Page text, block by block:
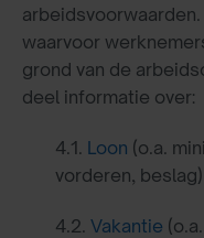
waarvoor
grond van de
deel informatie over:
4.1. Loon (o.a.
vorderen, beslag)
4.2. Vakantie